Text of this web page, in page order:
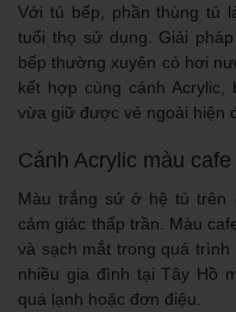
Với tủ bếp, phần thùng tủ
tuổi thọ sử dụng. Giải
bếp thường xuyên có hơi
kết hợp cùng cánh
vừa giữ được vẻ ngoài hiện
Cánh Acrylic màu
Màu trắng sứ ở hệ tủ trên
cảm giác thấp trần. Màu
và sạch mắt trong quá
nhiều gia đình tại Tây Hồ
quá lạnh hoặc đơn điệu.